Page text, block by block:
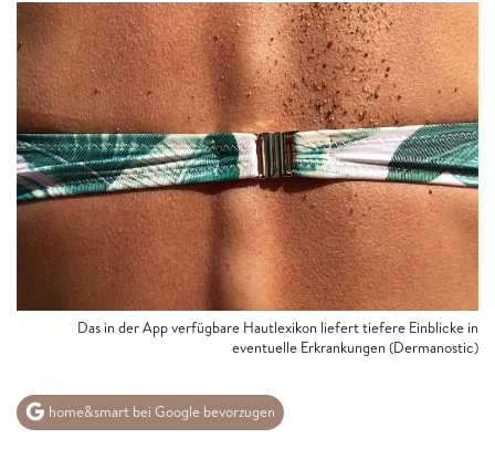
Das in der App verfügbare Hautlexikon liefert tiefere Einblicke in
eventuelle Erkrankungen (Dermanostic)
home&smart bei Google bevorzugen